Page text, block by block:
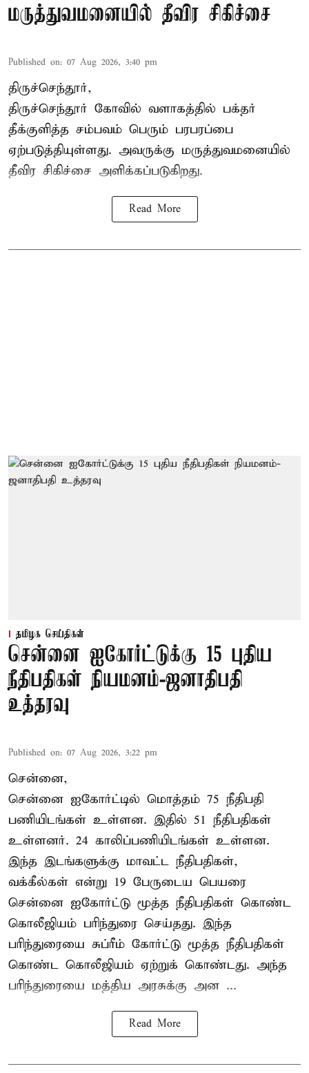
மருத்துவமனையில் தீவிர சிகிச்சை
Published on: 07 Aug 2026, 3:40 pm
திருச்செந்தூர்,
திருச்செந்தூர் கோவில் வளாகத்தில் பக்தர்
தீக்குளித்த சம்பவம் பெரும் பரபரப்பை
ஏற்படுத்தியுள்ளது. அவருக்கு மருத்துவமனையில்
தீவிர சிகிச்சை அளிக்கப்படுகிறது.
Read More
தமிழக செய்திகள்
சென்னை ஐகோர்ட்டுக்கு 15 புதிய
நீதிபதிகள் நியமனம்-ஜனாதிபதி
உத்தரவு
Published on: 07 Aug 2026, 3:22 pm
சென்னை,
சென்னை ஐகோர்ட்டில் மொத்தம் 75 நீதிபதி
பணியிடங்கள் உள்ளன. இதில் 51 நீதிபதிகள்
உள்ளனர். 24 காலிப்பணியிடங்கள் உள்ளன.
இந்த இடங்களுக்கு மாவட்ட நீதிபதிகள்,
வக்கீல்கள் என்று 19 பேருடைய பெயரை
சென்னை ஐகோர்ட்டு மூத்த நீதிபதிகள் கொண்ட
கொலீஜியம் பரிந்துரை செய்தது. இந்த
பரிந்துரையை சுப்ரீம் கோர்ட்டு மூத்த நீதிபதிகள்
கொண்ட கொலீஜியம் ஏற்றுக் கொண்டது. அந்த
பரிந்துரையை மத்திய அரசுக்கு அன ...
Read More